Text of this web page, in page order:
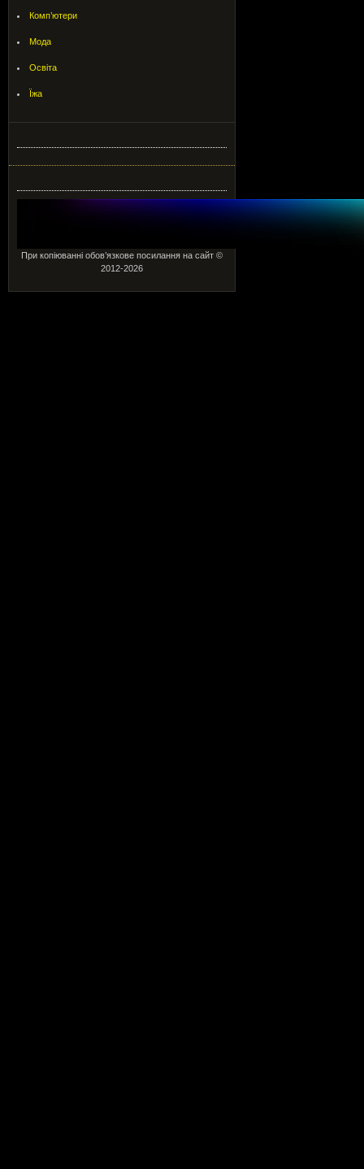
Комп’ютери
Мода
Освіта
Їжа
При копіюванні обов’язкове посилання на сайт ©
2012-2026